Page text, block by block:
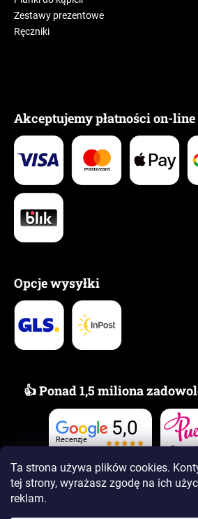
Ta strona używa plików cookies.
tej strony, wyrażasz zgodę na ich
reklam.
Zestawy prezentowe
Ręczniki
Akceptujemy płatności on-line
Opcje wysyłki
👍 Ponad 1,5 miliona
Recenzje
5,0